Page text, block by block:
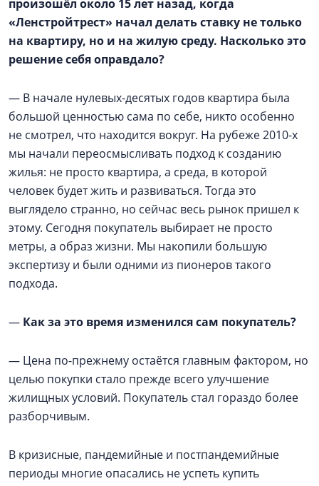
произошёл около 15 лет назад, когда
«Ленстройтрест» начал делать ставку не только
на квартиру, но и на жилую среду. Насколько это
решение себя оправдало?
— В начале нулевых-десятых годов квартира была
большой ценностью сама по себе, никто особенно
не смотрел, что находится вокруг. На рубеже 2010-х
мы начали переосмысливать подход к созданию
жилья: не просто квартира, а среда, в которой
человек будет жить и развиваться. Тогда это
выглядело странно, но сейчас весь рынок пришел к
этому. Сегодня покупатель выбирает не просто
метры, а образ жизни. Мы накопили большую
экспертизу и были одними из пионеров такого
подхода.
— Как за это время изменился сам покупатель?
— Цена по-прежнему остаётся главным фактором, но
целью покупки стало прежде всего улучшение
жилищных условий. Покупатель стал гораздо более
разборчивым.
В кризисные, пандемийные и постпандемийные
периоды многие опасались не успеть купить